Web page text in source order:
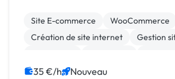
Site E-commerce
WooCommerce
Création de site internet
Gestion
Logiciel
Progiciels
35 €/h Nouveau